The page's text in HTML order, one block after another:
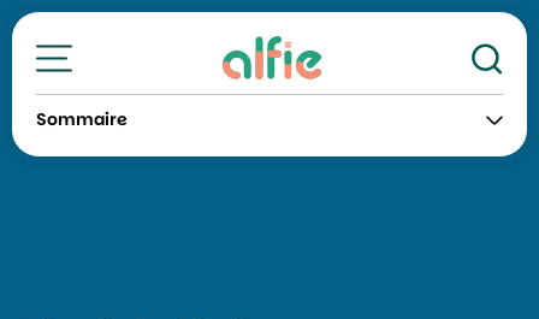
Toutes nos formations
Sommaire